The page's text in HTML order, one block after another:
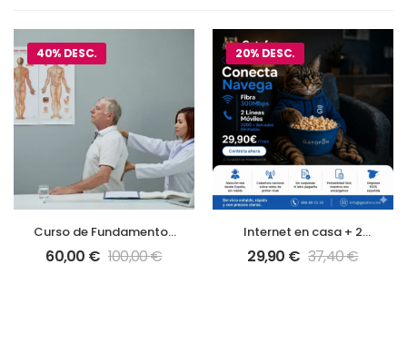
40% DESC.
Curso de Fundamentos
Anatómicos y
Fisiológicos del
60,00 € 100,00€
20% DESC.
Internet en casa + 2
móviles con 30GB
29,90 € 37,40€